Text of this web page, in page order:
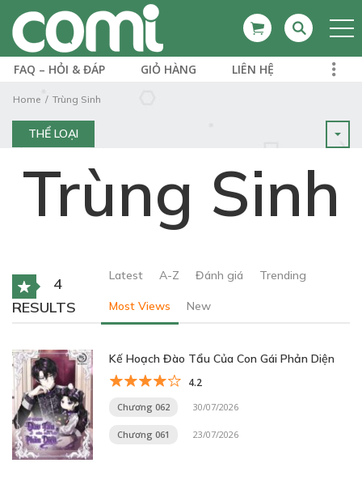
FAQ – HỎI & ĐÁP GIỎ HÀNG LIÊN HỆ
Home Trùng Sinh
THỂ LOẠI
Trùng Sinh
4
RESULTS
Latest A-Z Đánh giá Trending
Most Views New
Kế Hoạch Đào Tẩu Của Con Gái Phản Diện
4.2
Chương 062 30/07/2026
Chương 061 23/07/2026